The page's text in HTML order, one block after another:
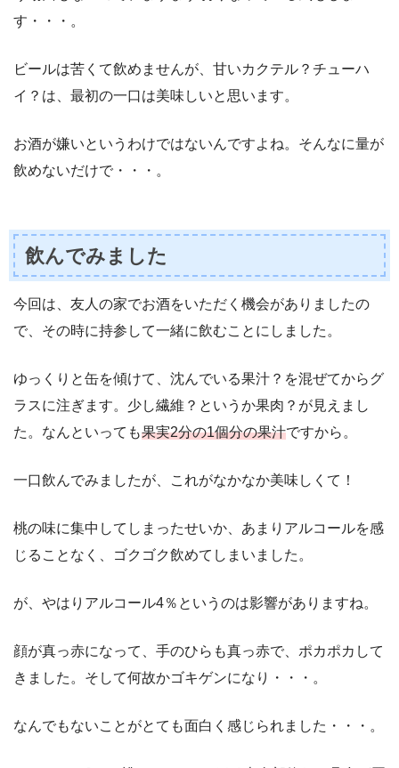
す・・・。
ビールは苦くて飲めませんが、甘いカクテル？チューハ
イ？は、最初の一口は美味しいと思います。
お酒が嫌いというわけではないんですよね。そんなに量が
飲めないだけで・・・。
飲んでみました
今回は、友人の家でお酒をいただく機会がありましたの
で、その時に持参して一緒に飲むことにしました。
ゆっくりと缶を傾けて、沈んでいる果汁？を混ぜてからグ
ラスに注ぎます。少し繊維？というか果肉？が見えまし
た。なんといっても果実2分の1個分の果汁ですから。
一口飲んでみましたが、これがなかなか美味しくて！
桃の味に集中してしまったせいか、あまりアルコールを感
じることなく、ゴクゴク飲めてしまいました。
が、やはりアルコール4％というのは影響がありますね。
顔が真っ赤になって、手のひらも真っ赤で、ポカポカして
きました。そして何故かゴキゲンになり・・・。
なんでもないことがとても面白く感じられました・・・。